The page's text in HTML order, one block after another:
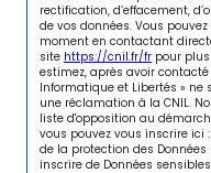
rectification, d’effacement,
de vos données. Vous
moment en contactant
site https://cnil.fr/fr pour
estimez, après avoir
Informatique et Libertés » ne
une réclamation à la CNIL.
liste d'opposition au
vous pouvez vous inscrire ici :
de la protection des
inscrire de Données